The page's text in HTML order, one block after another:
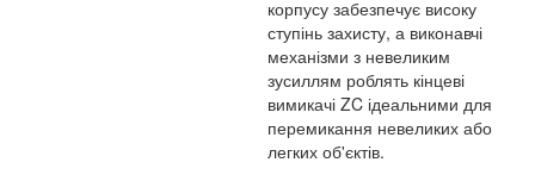
корпусу забезпечує високу
ступінь захисту, а виконавчі
механізми з невеликим
зусиллям роблять кінцеві
вимикачі ZC ідеальними для
перемикання невеликих або
легких об'єктів.